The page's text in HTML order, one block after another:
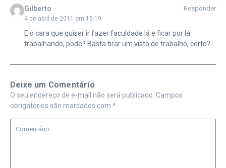
Gilberto
4 de abril de 2011 em 15:19
Responder
E o cara que quiser ir fazer faculdade lá e ficar por lá
trabalhando, pode? Basta tirar um visto de trabalho, certo?
Deixe um Comentário
O seu endereço de e-mail não será publicado. Campos
obrigatórios são marcados com *